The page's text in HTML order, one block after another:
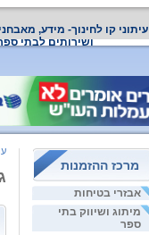
עיתוני קו לחינוך- מידע,
ושירותים לבתי
מרכז ההזמנות
אבזרי בטיחות
מיתוג ושיווק בתי
ספר